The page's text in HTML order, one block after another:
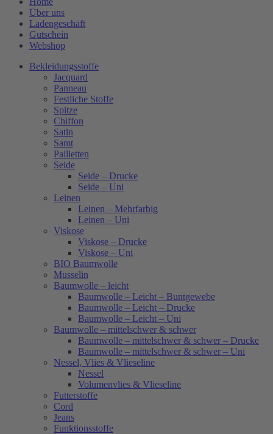
Über uns
Ladengeschäft
Gutschein
Webshop
Bekleidungsstoffe
Jacquard
Panneau
Festliche Stoffe
Spitze
Chiffon
Satin
Samt
Pailletten
Seide
Seide – Drucke
Seide – Uni
Leinen
Leinen – Mehrfarbig
Leinen – Uni
Viskose
Viskose – Drucke
Viskose – Uni
BIO Baumwolle
Musselin
Baumwolle – leicht
Baumwolle – Leicht – Buntgewebe
Baumwolle – Leicht – Drucke
Baumwolle – Leicht – Uni
Baumwolle – mittelschwer & schwer
Baumwolle – mittelschwer & schwer – Drucke
Baumwolle – mittelschwer & schwer – Uni
Nessel, Vlies & Vlieseline
Nessel
Volumenvlies & Vlieseline
Futterstoffe
Cord
Jeans
Funktionsstoffe